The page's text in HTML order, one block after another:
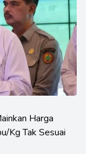
Harga
Kg Tak Sesuai